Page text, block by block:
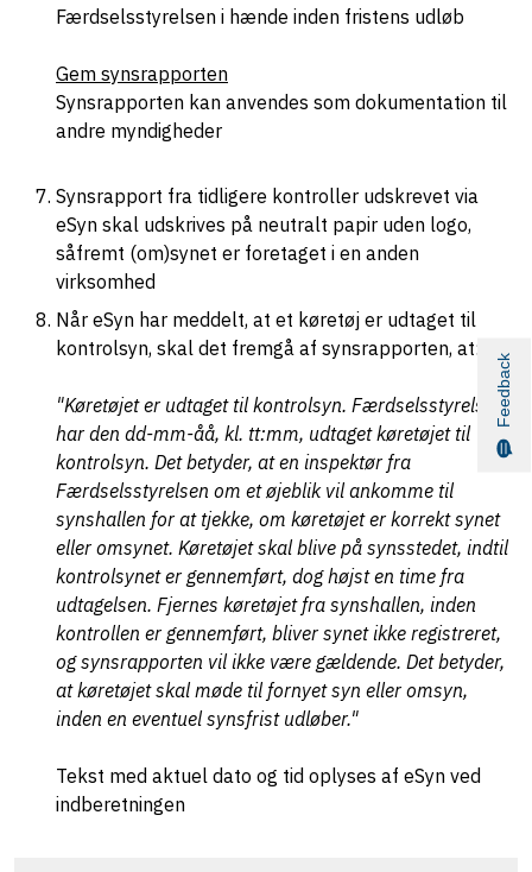
Færdselsstyrelsen i hænde inden fristens udløb
Gem synsrapporten
Synsrapporten kan anvendes som dokumentation til
andre myndigheder
Synsrapport fra tidligere kontroller udskrevet via
eSyn skal udskrives på neutralt papir uden logo,
såfremt (om)synet er foretaget i en anden
virksomhed
Når eSyn har meddelt, at et køretøj er udtaget til
kontrolsyn, skal det fremgå af synsrapporten, at:
"Køretøjet er udtaget til kontrolsyn. Færdselsstyrelsen
har den dd-mm-åå, kl. tt:mm, udtaget køretøjet til
kontrolsyn. Det betyder, at en inspektør fra
Færdselsstyrelsen om et øjeblik vil ankomme til
synshallen for at tjekke, om køretøjet er korrekt synet
eller omsynet. Køretøjet skal blive på synsstedet, indtil
kontrolsynet er gennemført, dog højst en time fra
udtagelsen. Fjernes køretøjet fra synshallen, inden
kontrollen er gennemført, bliver synet ikke registreret,
og synsrapporten vil ikke være gældende. Det betyder,
at køretøjet skal møde til fornyet syn eller omsyn,
inden en eventuel synsfrist udløber."
Tekst med aktuel dato og tid oplyses af eSyn ved
indberetningen
Feedback